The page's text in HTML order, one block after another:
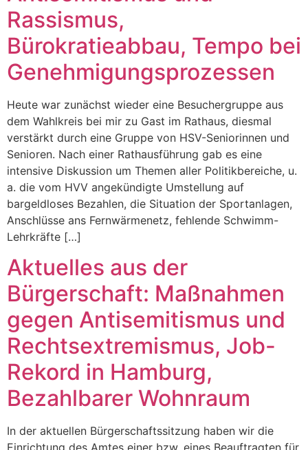
Rassismus,
Bürokratieabbau, Tempo bei
Genehmigungsprozessen
Heute war zunächst wieder eine Besuchergruppe aus
dem Wahlkreis bei mir zu Gast im Rathaus, diesmal
verstärkt durch eine Gruppe von HSV-Seniorinnen und
Senioren. Nach einer Rathausführung gab es eine
intensive Diskussion um Themen aller Politikbereiche, u.
a. die vom HVV angekündigte Umstellung auf
bargeldloses Bezahlen, die Situation der Sportanlagen,
Anschlüsse ans Fernwärmenetz, fehlende Schwimm-
Lehrkräfte […]
Aktuelles aus der
Bürgerschaft: Maßnahmen
gegen Antisemitismus und
Rechtsextremismus, Job-
Rekord in Hamburg,
Bezahlbarer Wohnraum
In der aktuellen Bürgerschaftssitzung haben wir die